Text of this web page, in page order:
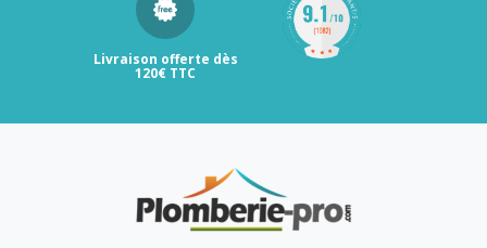
Livraison offerte dès
120€ TTC